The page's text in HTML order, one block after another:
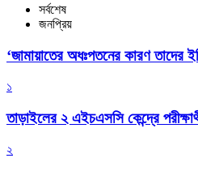
সর্বশেষ
জনপ্রিয়
‘জামায়াতের অধঃপতনের কারণ তাদের
১
তাড়াইলের ২ এইচএসসি কেন্দ্রে
২